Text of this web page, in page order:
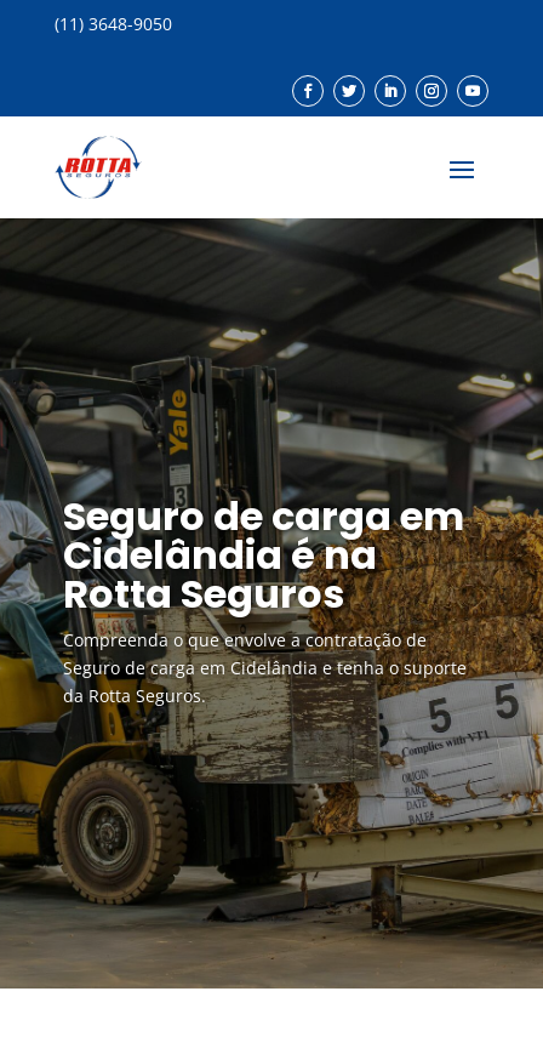
(11) 3648-9050
Seguro de carga em
Cidelândia é na
Rotta Seguros
Compreenda o que envolve a contratação de
Seguro de carga em Cidelândia e tenha o suporte
da Rotta Seguros.